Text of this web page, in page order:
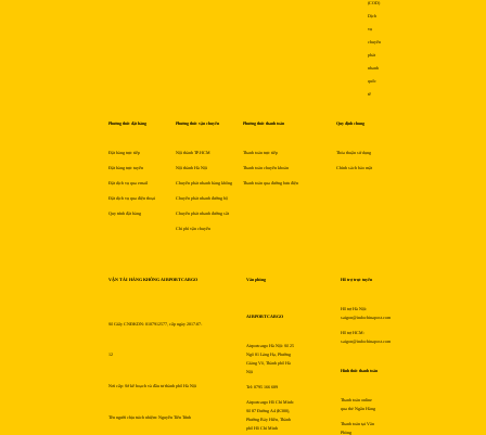
(COD)
Dịch
vụ
chuyển
phát
nhanh
quốc
tế
Phương thức đặt hàng
Đặt hàng trực tiếp
Đặt hàng trực tuyến
Đặt dịch vụ qua email
Đặt dịch vụ qua điện thoại
Quy trình đặt hàng
Phương thức vận chuyển
Nội thành TP.HCM
Nội thành Hà Nội
Chuyển phát nhanh hàng không
Chuyển phát nhanh đường bộ
Chuyển phát nhanh đường sắt
Chi phí vận chuyển
Phương thức thanh toán
Thanh toán trực tiếp
Thanh toán chuyển khoản
Thanh toán qua đường bưu điện
Quy định chung
Thỏa thuận sử dụng
Chính sách bảo mật
VẬN TẢI HÀNG KHÔNG AIRPORTCARGO
Số Giấy CNĐKDN: 0107912577, cấp ngày 2017-07-
12
Nơi cấp: Sở kế hoạch và đầu tư thành phố Hà Nội
Tên người chịu trách nhiệm: Nguyễn Tiến Trình
Văn phòng
AIRPORTCARGO
Airportcargo Hà Nội: Số 25
Ngõ 81 Láng Hạ, Phường
Giảng Võ, Thành phố Hà
Nội
Tel: 0795 166 689
Airportcargo Hồ Chí Minh:
Số 87 Đường A4 (K300),
Phường Bảy Hiền, Thành
phố Hồ Chí Minh
Hỗ trợ trực tuyến
Hỗ trợ Hà Nội:
saigon@indochinapost.com
Hỗ trợ HCM:
saigon@indochinapost.com
Hình thức thanh toán
Thanh toán online
qua thẻ Ngân Hàng
Thanh toán tại Văn
Phòng